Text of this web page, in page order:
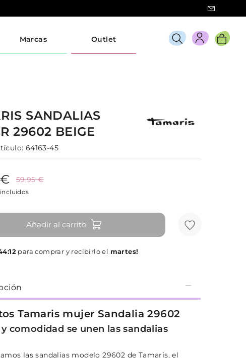
Marcas Outlet
SANDALIAS
29602 BEIGE
64163-45
59,95 €
Añadir al carrito
para comprar y recibirlo el martes!
Tamaris mujer Sandalia 29602
comodidad se unen las sandalias
las sandalias modelo 29602 de Tamaris, el